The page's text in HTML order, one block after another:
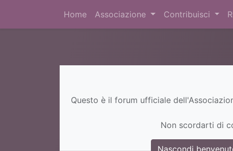
Home Associazione Contribuisci
Questo è il forum ufficiale
Non scordarti di
Nascondi